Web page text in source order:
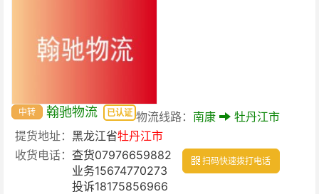
中转 翰驰物流 已认证 物流线路： 南康
牡丹江市
提货地址： 黑龙江省牡丹江市
收货电话： 查货07976659882
业务15674770273
投诉18175856966
扫码快速拨打电话